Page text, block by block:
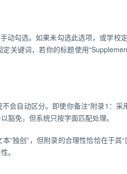
动勾选。如果未勾选此选项，或学校
关键词，若你的标题使用
会自动区分。即使你备注“附录1：采
豁免，但系统只按字面匹配处理。
“独创”，但附录的合理性恰恰在于其
。